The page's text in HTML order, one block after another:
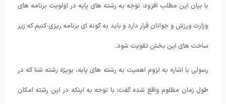
با بیان این مطلب افزود: توجه به رشته های پایه در اولویت برنامه های
وزارت ورزش و جوانان قرار دارد و باید به گونه ای برنامه ریزی کنیم که زیر
ساخت های این بخش تقویت شود.
رسولی با اشاره به لزوم اهمیت به رشته های پایه، بوی‍‍ژه رشته شنا که در
طول زمان مظلوم واقع شده گفت: با توجه به اینکه در این رشته امکان